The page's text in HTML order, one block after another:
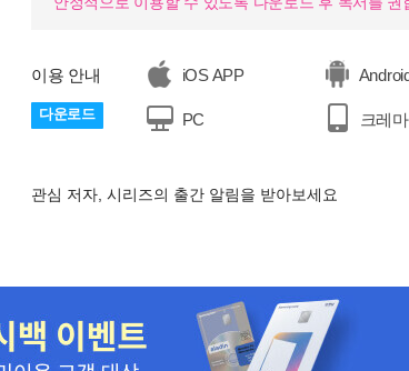
이용 안내
다운로드
iOS APP
PC 크레마
관심 저자, 시리즈의 출간 알림을 받아보세요